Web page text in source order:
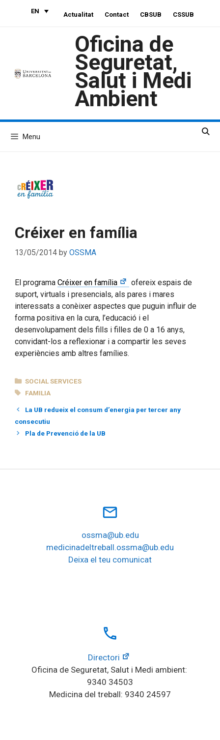
EN Actualitat Contact CBSUB CSSUB
Oficina de
Seguretat,
Salut i Medi
Ambient
Menu
Créixer en família
13/05/2014 by OSSMA
El programa Créixer en família
ofereix espais de
suport, virtuals i presencials, als pares i mares
interessats a conèixer aspectes que puguin influir de
forma positiva en la cura, l’educació i el
desenvolupament dels fills i filles de 0 a 16 anys,
convidant-los a reflexionar i a compartir les seves
experiències amb altres famílies.
CATEGORIES
SOCIAL SERVICES
TAGS
FAMILIA
La UB redueix el consum d’energia per tercer any
consecutiu
Pla de Prevenció de la UB
mail_outline
ossma@ub.edu
medicinadeltreball.ossma@ub.edu
Deixa el teu comunicat
local_phone
Directori
Oficina de Seguretat, Salut i Medi ambient:
9340 34503
Medicina del treball: 9340 24597